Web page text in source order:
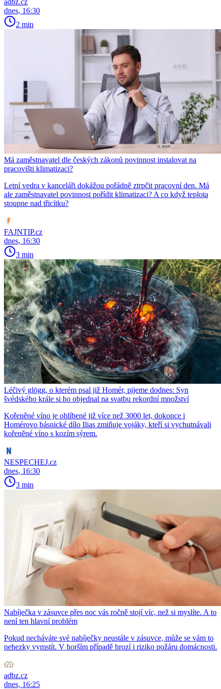
adbz.cz
dnes, 16:30
2 min
Má zaměstnavatel dle českých zákonů povinnost instalovat na
pracovišti klimatizaci?
Letní vedra v kanceláři dokážou pořádně ztrpčit pracovní den. Má
ale zaměstnavatel povinnost pořídit klimatizaci? A co když teplota
stoupne nad třicítku?
FAJNTIP.cz
dnes, 16:30
3 min
Léčivý glögg, o kterém psal již Homér, pijeme dodnes: Syn
švédského krále si ho objednal na svatbu rekordní množství
Kořeněné víno je oblíbené již více než 3000 let, dokonce i
Homérovo básnické dílo Ilias zmiňuje vojáky, kteří si vychutnávali
kořeněné víno s kozím sýrem.
NESPECHEJ.cz
dnes, 16:30
3 min
Nabíječka v zásuvce přes noc vás ročně stojí víc, než si myslíte. A to
není ten hlavní problém
Pokud necháváte své nabíječky neustále v zásuvce, může se vám to
nehezky vymstít. V horším případě hrozí i riziko požáru domácnosti.
adbz.cz
dnes, 16:25